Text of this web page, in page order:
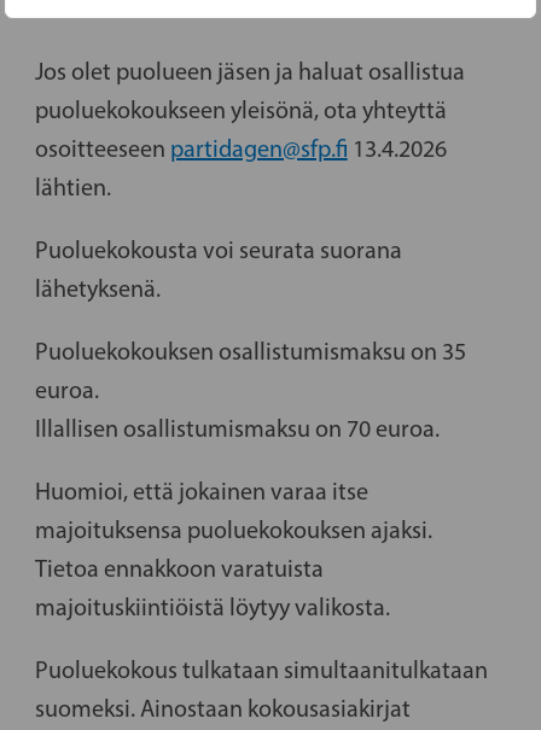
Jos olet puolueen jäsen ja haluat osallistua
puoluekokoukseen yleisönä, ota yhteyttä
osoitteeseen partidagen@sfp.fi 13.4.2026
lähtien.
Puoluekokousta voi seurata suorana
lähetyksenä.
Puoluekokouksen osallistumismaksu on 35
euroa.
Illallisen osallistumismaksu on 70 euroa.
Huomioi, että jokainen varaa itse
majoituksensa puoluekokouksen ajaksi.
Tietoa ennakkoon varatuista
majoituskiintiöistä löytyy valikosta.
Puoluekokous tulkataan simultaanitulkataan
suomeksi. Ainostaan kokousasiakirjat